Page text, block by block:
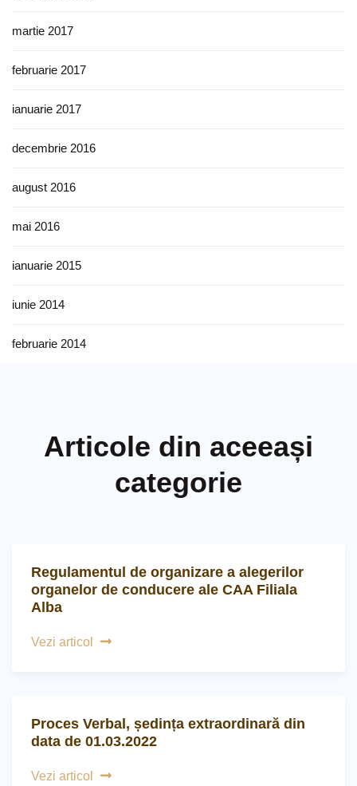
martie 2017
februarie 2017
ianuarie 2017
decembrie 2016
august 2016
mai 2016
ianuarie 2015
iunie 2014
februarie 2014
Articole din aceeași
categorie
Regulamentul de organizare a alegerilor
organelor de conducere ale CAA Filiala
Alba
Vezi articol
Proces Verbal, ședința extraordinară din
data de 01.03.2022
Vezi articol